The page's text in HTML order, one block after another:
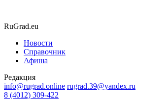
RuGrad.eu
Новости
Справочник
Афиша
Редакция
info@rugrad.online rugrad.39@yandex.ru
8 (4012) 309-422